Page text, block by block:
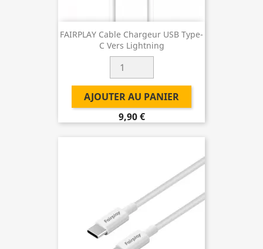
FAIRPLAY Cable Chargeur USB Type-
C Vers Lightning
AJOUTER AU PANIER
9,90 €